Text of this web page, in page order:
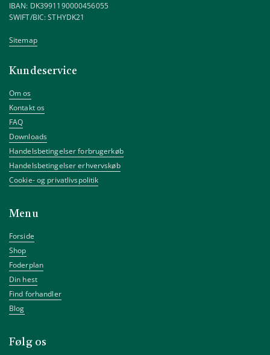
IBAN: DK3991190000456055
SWIFT/BIC: STHYDK21
Sitemap
Kundeservice
Om os
Kontakt os
FAQ
Downloads
Handelsbetingelser forbrugerkøb
Handelsbetingelser erhvervskøb
Cookie- og privatlivspolitik
Menu
Forside
Shop
Foderplan
Din hest
Find forhandler
Blog
Følg os